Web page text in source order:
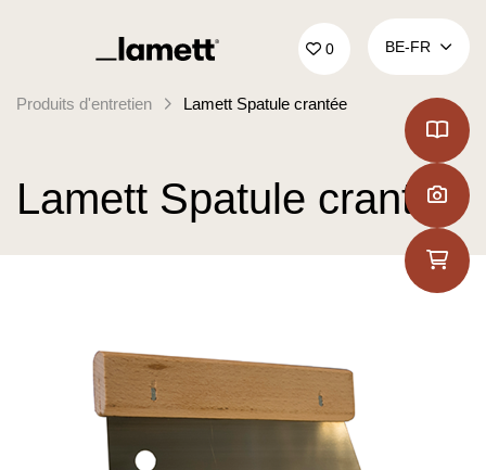
Retour à la page d'accueil 0 BE‑FR
Produits d'entretien Lamett Spatule crantée
Lamett Spatule crantée